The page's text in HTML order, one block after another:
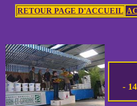
RETOUR PAGE D'ACCUEIL
-